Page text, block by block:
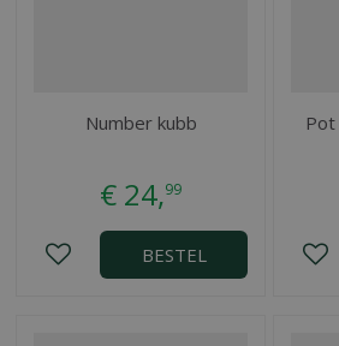
Number kubb
€ 24,99
BESTEL